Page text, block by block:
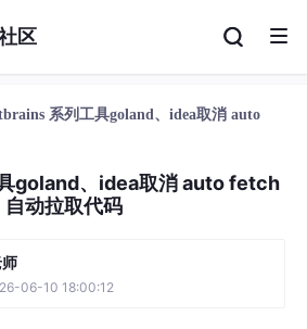
区
系列工具goland、idea取消 auto
goland、idea取消 auto fetch
自动拉取代码
06-10 18:00:12